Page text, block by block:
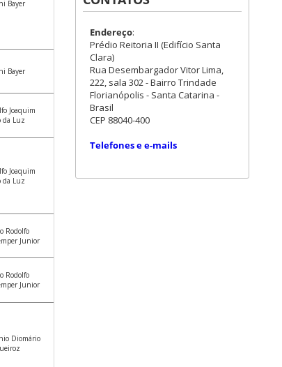
Bayer
Bayer
Joaquim
da Luz
Joaquim
da Luz
Rodolfo
Junior
Rodolfo
Junior
Diomário
Endereço:
Prédio Reitoria II (Edifício Santa
Clara)
Rua Desembargador Vitor Lima,
222, sala 302 - Bairro Trindade
Florianópolis - Santa Catarina -
Brasil
CEP 88040-400
Telefones e e-mails